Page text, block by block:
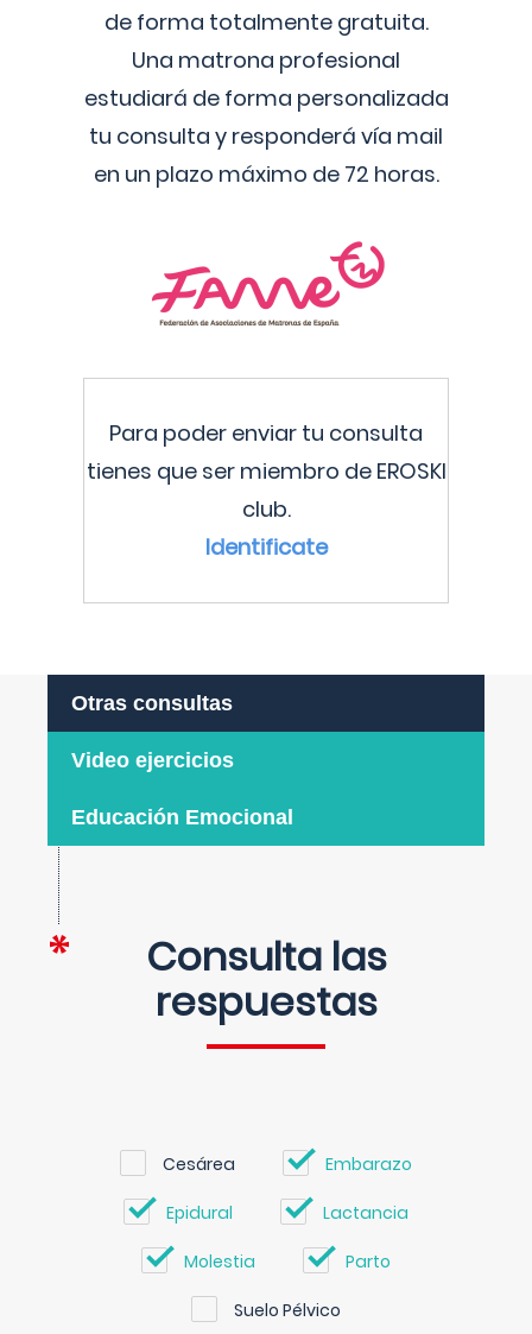
de forma totalmente gratuita.
Una matrona profesional
estudiará de forma personalizada
tu consulta y responderá vía mail
en un plazo máximo de 72 horas.
Para poder enviar tu consulta
tienes que ser miembro de EROSKI
club.
Identificate
Otras consultas
Video ejercicios
Educación Emocional
Consulta las
respuestas
Cesárea Embarazo
Epidural Lactancia
Molestia Parto
Suelo Pélvico